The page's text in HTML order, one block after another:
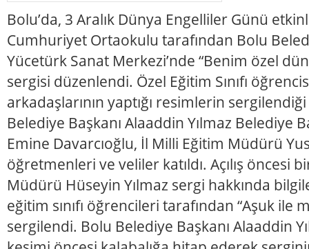
Bolu’da, 3 Aralık Dünya Engelliler Günü
Cumhuriyet Ortaokulu tarafından Bolu
Yücetürk Sanat Merkezi’nde “Benim özel
sergisi düzenlendi. Özel Eğitim Sınıfı
arkadaşlarının yaptığı resimlerin sergilendiği
Belediye Başkanı Alaaddin Yılmaz Belediye
Emine Davarcıoğlu, İl Milli Eğitim Müdürü
öğretmenleri ve veliler katıldı. Açılış öncesi
Müdürü Hüseyin Yılmaz sergi hakkında
eğitim sınıfı öğrencileri tarafından “Aşuk ile
sergilendi. Bolu Belediye Başkanı Alaaddin